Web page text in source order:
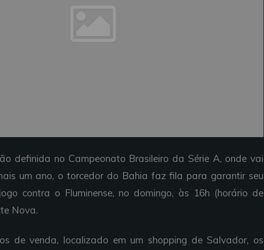
definida no Campeonato Brasileiro da Série A, onde vai
um ano, o torcedor do Bahia faz fila para garantir seu
contra o Fluminense, no domingo, às 16h (horário de
Nova.
de venda, localizado em um shopping de Salvador, os